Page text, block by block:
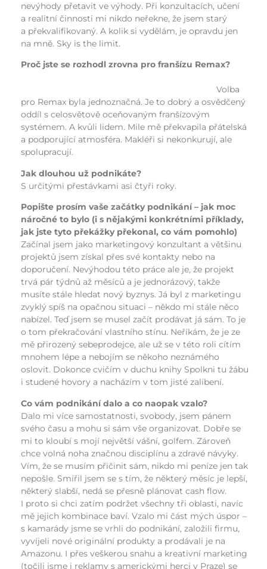
nevýhody přetavit ve výhody. Při konzultacích, učení
a realitní činnosti mi nikdo neřekne, že jsem starý
a překvalifikovaný. A kolik si vydělám, je opravdu jen
na mně. Sky is the limit.
Proč jste se rozhodl zrovna pro franšízu Remax?
Volba
pro Remax byla jednoznačná. Je to dobrý a osvědčený
oddíl s celosvětově oceňovaným franšízovým
systémem. A kvůli lidem. Mile mě překvapila přátelská
a podporující atmosféra. Makléři si nekonkurují, ale
spolupracují.
Jak dlouhou už podnikáte?
S určitými přestávkami asi čtyři roky.
Popište prosím vaše začátky podnikání – jak moc
náročné to bylo (i s nějakými konkrétními příklady,
jak jste tyto překážky překonal, co vám pomohlo)
Začínal jsem jako marketingový konzultant a většinu
projektů jsem získal přes své kontakty nebo na
doporučení. Nevýhodou této práce ale je, že projekt
trvá pár týdnů až měsíců a je jednorázový, takže
musíte stále hledat nový byznys. Já byl z marketingu
zvyklý spíš na opačnou situaci – někdo mi stále něco
nabízel. Teď jsem se musel začít prodávat já sám. To je
o tom překračování vlastního stínu. Neříkám, že je ze
mě přirozený sebeprodejce, ale už se v této roli cítím
mnohem lépe a nebojím se někoho neznámého
oslovit. Dokonce cvičím v duchu knihy Spolkni tu žábu
i studené hovory a nacházím v tom jisté zalíbení.
Co vám podnikání dalo a co naopak vzalo?
Dalo mi více samostatnosti, svobody, jsem pánem
svého času a mohu si sám vše organizovat. Dobře se
mi to kloubí s mojí největší vášní, golfem. Zároveň
chce volná noha značnou disciplínu a zdravé návyky.
Vím, že se musím přičinit sám, nikdo mi peníze jen tak
nepošle. Smířil jsem se s tím, že některý měsíc je lepší,
některý slabší, nedá se přesně plánovat cash flow.
I proto si chci zatím podržet všechny tři oblasti, navíc
mě jejich kombinace baví. Vzalo mi část mých úspor –
s kamarády jsme se vrhli do podnikání, založili firmu,
vyvíjeli nové originální produkty a prodávali je na
Amazonu. I přes veškerou snahu a kreativní marketing
(točili jsme i reklamy s americkými herci v Praze) se